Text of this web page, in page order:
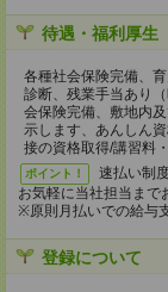
待遇・福利厚生
各種社会保険完備、
診断、残業手当あり
会保険完備、敷地内
示します、あんしん
接の資格取得/講習料
ポイント！
速払い制
お気軽に当社担当ま
※原則月払いでの給与
登録について